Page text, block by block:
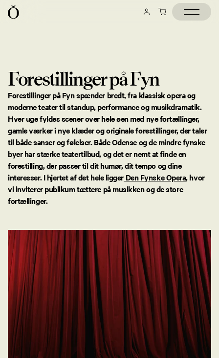
Forestillinger på Fyn
Forestillinger på Fyn spænder bredt, fra klassisk opera og
moderne teater til standup, performance og musikdramatik.
Hver uge fyldes scener over hele øen med nye fortællinger,
gamle værker i nye klæder og originale forestillinger, der taler
til både sanser og følelser. Både Odense og de mindre fynske
byer har stærke teatertilbud, og det er nemt at finde en
forestilling, der passer til dit humør, dit tempo og dine
interesser. I hjertet af det hele ligger Den Fynske Opera, hvor
vi inviterer publikum tættere på musikken og de store
fortællinger.